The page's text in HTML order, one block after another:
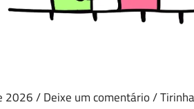
2026/Deixe um comentário/